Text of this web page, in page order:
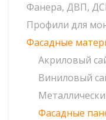
Фанера, ДВП,
Профили для
Фасадные
Акриловый
Виниловый
Фасадные